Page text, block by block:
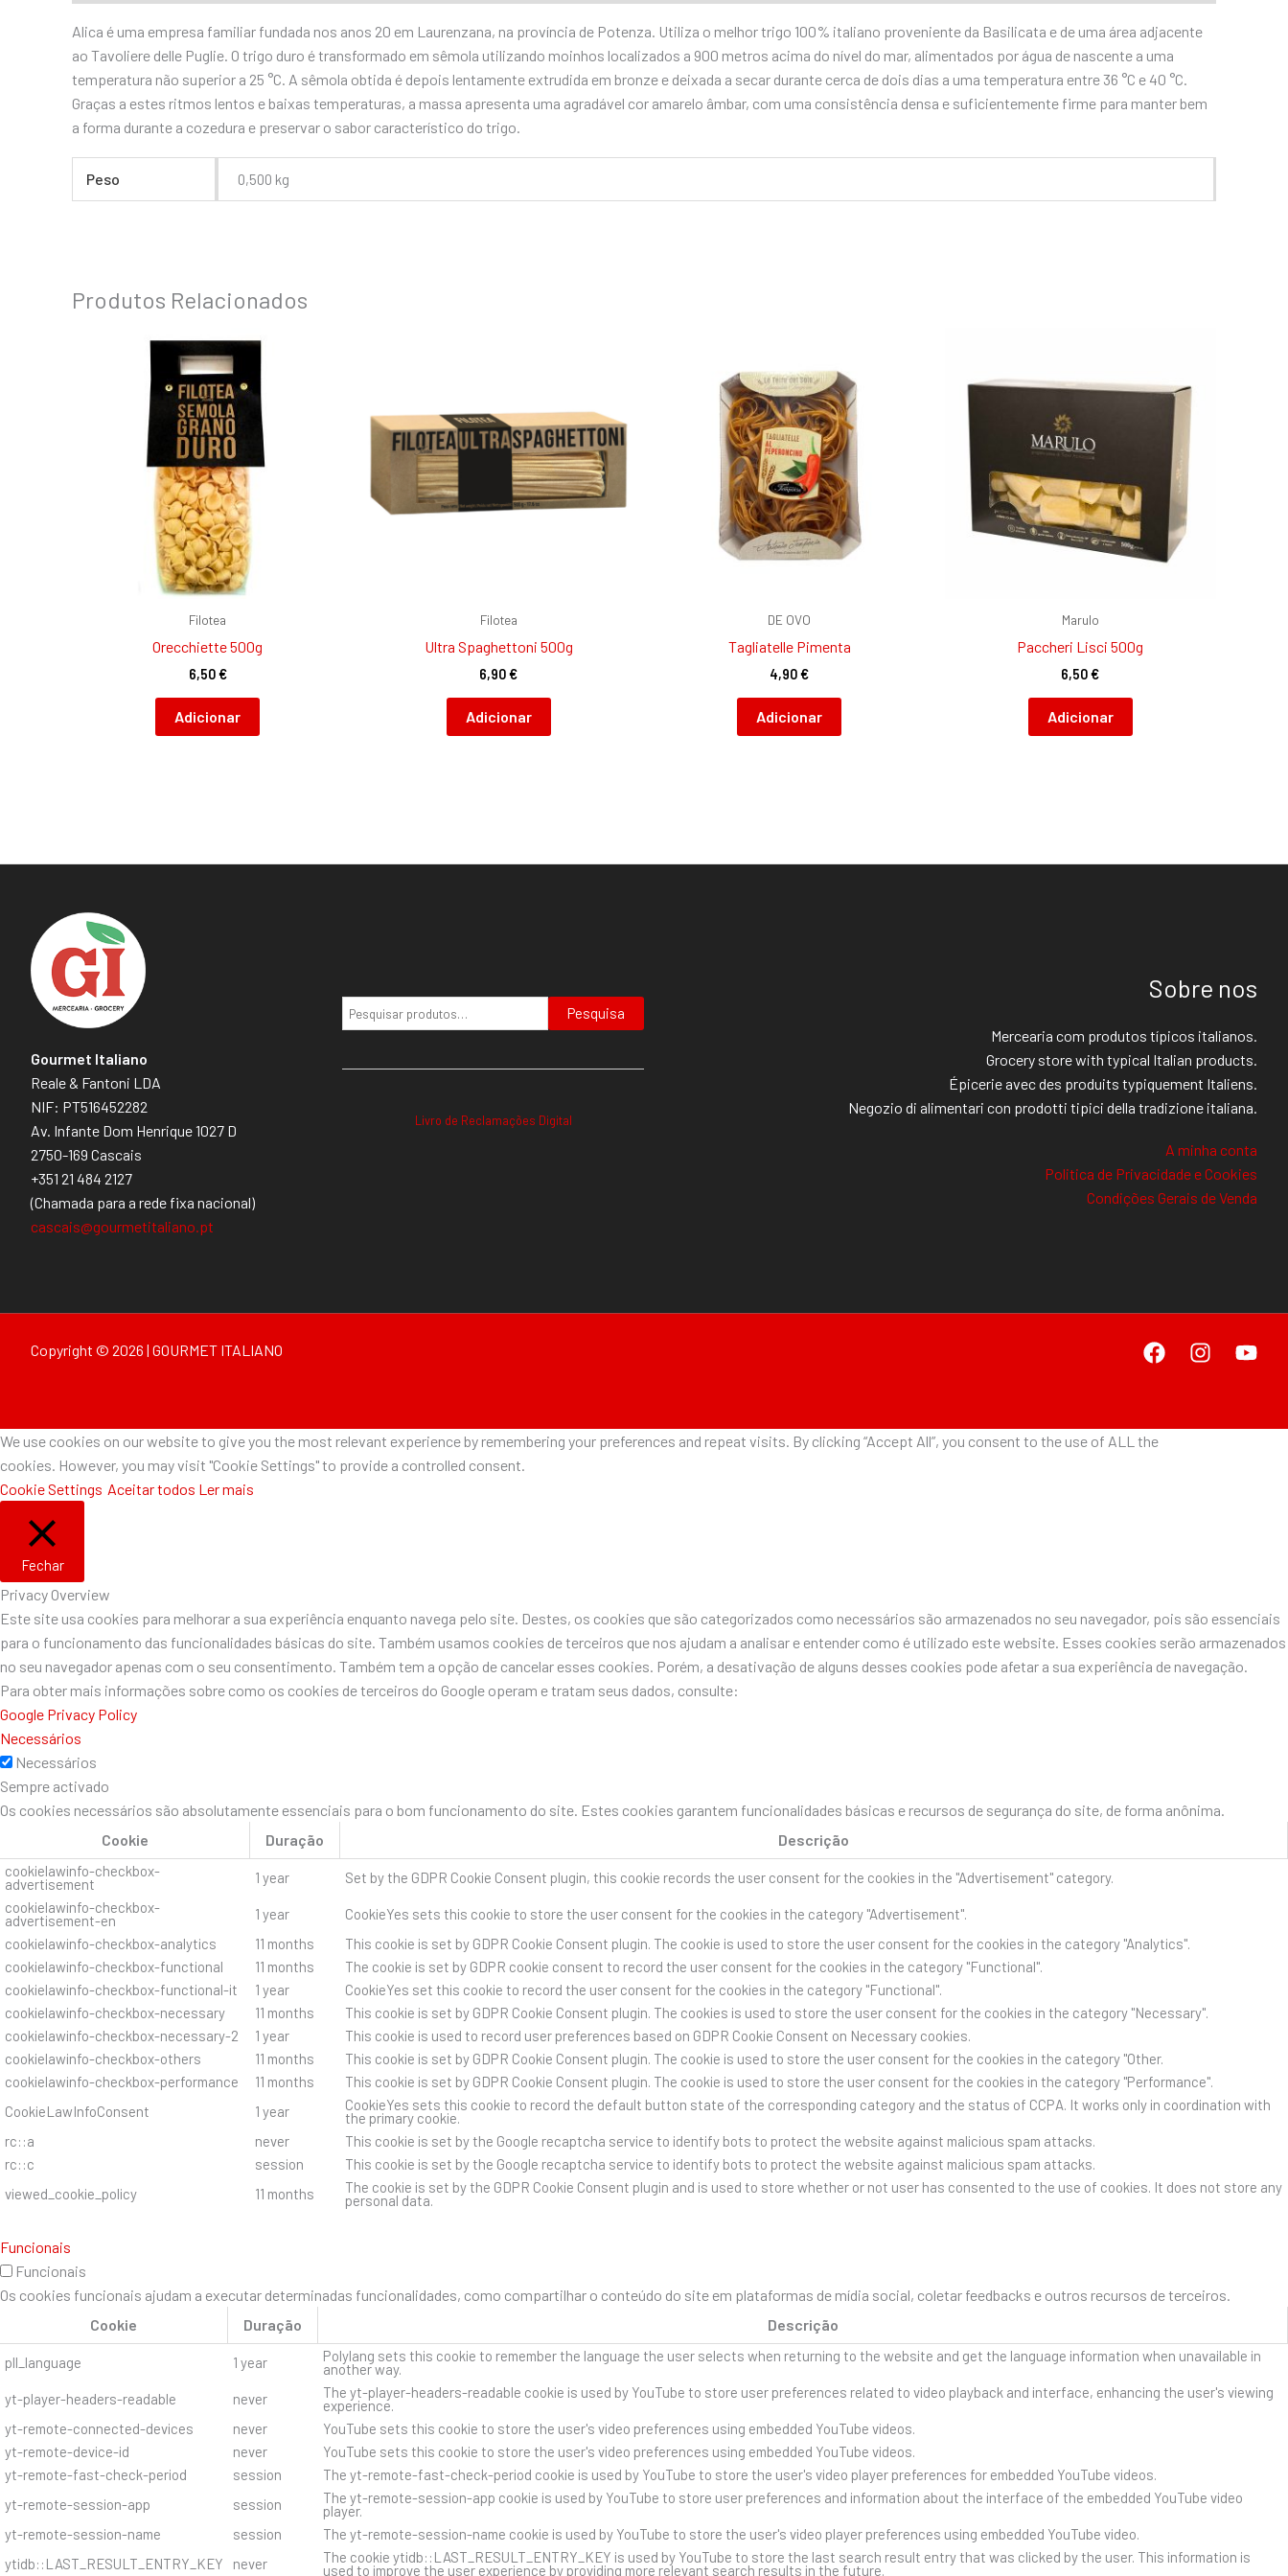
Alica é uma empresa familiar fundada nos anos 20 em Laurenzana, na província de Potenza. Utiliza o melhor trigo 100% italiano proveniente da Basilicata e de uma área adjacente
ao Tavoliere delle Puglie. O trigo duro é transformado em sêmola utilizando moinhos localizados a 900 metros acima do nível do mar, alimentados por água de nascente a uma
temperatura não superior a 25 °C. A sêmola obtida é depois lentamente extrudida em bronze e deixada a secar durante cerca de dois dias a uma temperatura entre 36 °C e 40 °C.
Graças a estes ritmos lentos e baixas temperaturas, a massa apresenta uma agradável cor amarelo âmbar, com uma consistência densa e suficientemente firme para manter bem
a forma durante a cozedura e preservar o sabor característico do trigo.
Peso 0,500 kg
Produtos Relacionados
Filotea
Orecchiette 500g
6,50€
Adicionar
Filotea
Ultra Spaghettoni 500g
6,90€
Adicionar
DE OVO
Tagliatelle Pimenta
4,90€
Adicionar
Marulo
Paccheri Lisci 500g
6,50€
Adicionar
Gourmet Italiano
Reale & Fantoni LDA
NIF: PT516452282
Av. Infante Dom Henrique 1027 D
2750-169 Cascais
+351 21 484 2127
(Chamada para a rede fixa nacional)
cascais@gourmetitaliano.pt
Pesquisa
Livro de Reclamações Digital
Sobre nos
Mercearia com produtos típicos italianos.
Grocery store with typical Italian products.
Épicerie avec des produits typiquement Italiens.
Negozio di alimentari con prodotti tipici della tradizione italiana.
A minha conta
Politica de Privacidade e Cookies
Condições Gerais de Venda
Copyright © 2026 | GOURMET ITALIANO
We use cookies on our website to give you the most relevant experience by remembering your preferences and repeat visits. By clicking “Accept All”, you consent to the use of ALL the
cookies. However, you may visit "Cookie Settings" to provide a controlled consent.
Cookie Settings Aceitar todos Ler mais
Fechar
Privacy Overview
Este site usa cookies para melhorar a sua experiência enquanto navega pelo site. Destes, os cookies que são categorizados como necessários são armazenados no seu navegador, pois são essenciais
para o funcionamento das funcionalidades básicas do site. Também usamos cookies de terceiros que nos ajudam a analisar e entender como é utilizado este website. Esses cookies serão armazenados
no seu navegador apenas com o seu consentimento. Também tem a opção de cancelar esses cookies. Porém, a desativação de alguns desses cookies pode afetar a sua experiência de navegação.
Para obter mais informações sobre como os cookies de terceiros do Google operam e tratam seus dados, consulte:
Google Privacy Policy
Necessários
Necessários
Sempre activado
Os cookies necessários são absolutamente essenciais para o bom funcionamento do site. Estes cookies garantem funcionalidades básicas e recursos de segurança do site, de forma anônima.
Cookie
Duração Descrição
cookielawinfo-checkbox-
advertisement 1 year
Set by the GDPR Cookie Consent plugin, this cookie records the user consent for the cookies in the "Advertisement" category.
cookielawinfo-checkbox-
advertisement-en 1 year
CookieYes sets this cookie to store the user consent for the cookies in the category "Advertisement".
cookielawinfo-checkbox-analytics
11 months
This cookie is set by GDPR Cookie Consent plugin. The cookie is used to store the user consent for the cookies in the category "Analytics".
cookielawinfo-checkbox-functional
11 months
The cookie is set by GDPR cookie consent to record the user consent for the cookies in the category "Functional".
cookielawinfo-checkbox-functional-it
1 year
CookieYes set this cookie to record the user consent for the cookies in the category "Functional".
cookielawinfo-checkbox-necessary
11 months
This cookie is set by GDPR Cookie Consent plugin. The cookies is used to store the user consent for the cookies in the category "Necessary".
cookielawinfo-checkbox-necessary-2
1 year
This cookie is used to record user preferences based on GDPR Cookie Consent on Necessary cookies.
cookielawinfo-checkbox-others
11 months
This cookie is set by GDPR Cookie Consent plugin. The cookie is used to store the user consent for the cookies in the category "Other.
cookielawinfo-checkbox-performance
11 months
This cookie is set by GDPR Cookie Consent plugin. The cookie is used to store the user consent for the cookies in the category "Performance".
CookieLawInfoConsent
1 year CookieYes sets this cookie to record the default button state of the corresponding category and the status of CCPA. It works only in coordination with
the primary cookie.
rc::a
never
This cookie is set by the Google recaptcha service to identify bots to protect the website against malicious spam attacks.
rc::c
session
This cookie is set by the Google recaptcha service to identify bots to protect the website against malicious spam attacks.
viewed_cookie_policy
11 months The cookie is set by the GDPR Cookie Consent plugin and is used to store whether or not user has consented to the use of cookies. It does not store any
personal data.
Funcionais
Funcionais
Os cookies funcionais ajudam a executar determinadas funcionalidades, como compartilhar o conteúdo do site em plataformas de mídia social, coletar feedbacks e outros recursos de terceiros.
Cookie
Duração Descrição
pll_language 1 year Polylang sets this cookie to remember the language the user selects when returning to the website and get the language information when unavailable in
another way.
yt-player-headers-readable
never The yt-player-headers-readable cookie is used by YouTube to store user preferences related to video playback and interface, enhancing the user's viewing
experience.
yt-remote-connected-devices
never
YouTube sets this cookie to store the user's video preferences using embedded YouTube videos.
yt-remote-device-id
never
YouTube sets this cookie to store the user's video preferences using embedded YouTube videos.
yt-remote-fast-check-period
session
The yt-remote-fast-check-period cookie is used by YouTube to store the user's video player preferences for embedded YouTube videos.
yt-remote-session-app
session The yt-remote-session-app cookie is used by YouTube to store user preferences and information about the interface of the embedded YouTube video
player.
yt-remote-session-name
session
The yt-remote-session-name cookie is used by YouTube to store the user's video player preferences using embedded YouTube video.
ytidb::LAST_RESULT_ENTRY_KEY
never The cookie ytidb::LAST_RESULT_ENTRY_KEY is used by YouTube to store the last search result entry that was clicked by the user. This information is
used to improve the user experience by providing more relevant search results in the future.